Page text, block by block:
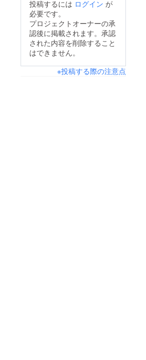
投稿するには ログイン が
必要です。
プロジェクトオーナーの承
認後に掲載されます。承認
された内容を削除すること
はできません。
※投稿する際の注意点